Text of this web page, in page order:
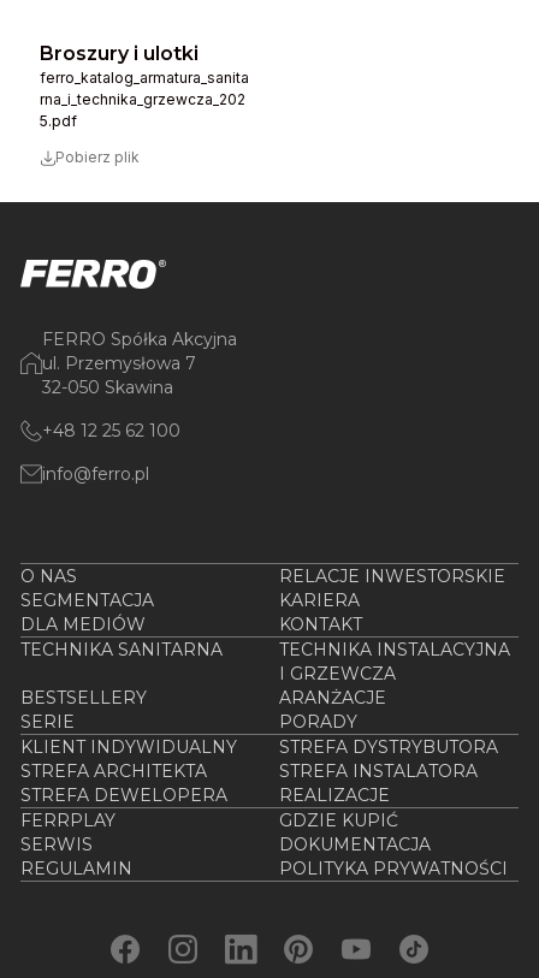
Broszury i ulotki
ferro_katalog_armatura_sanita
rna_i_technika_grzewcza_202
5.pdf
Pobierz plik
FERRO Spółka Akcyjna
ul. Przemysłowa 7
32-050 Skawina
+48 12 25 62 100
info@ferro.pl
O NAS
RELACJE INWESTORSKIE
SEGMENTACJA
KARIERA
DLA MEDIÓW
KONTAKT
TECHNIKA SANITARNA
TECHNIKA INSTALACYJNA
I GRZEWCZA
BESTSELLERY
ARANŻACJE
SERIE
PORADY
KLIENT INDYWIDUALNY
STREFA DYSTRYBUTORA
STREFA ARCHITEKTA
STREFA INSTALATORA
STREFA DEWELOPERA
REALIZACJE
FERRPLAY
GDZIE KUPIĆ
SERWIS
DOKUMENTACJA
REGULAMIN
POLITYKA PRYWATNOŚCI